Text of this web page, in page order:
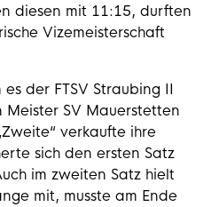
diesen mit 11:15, durften
Vizemeisterschaft
der FTSV Straubing II
Meister SV Mauerstetten
verkaufte ihre
sich den ersten Satz
im zweiten Satz hielt
mit, musste am Ende